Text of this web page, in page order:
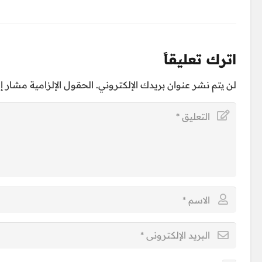
اترك تعليقاً
لن يتم نشر عنوان بريدك الإلكتروني. الحقول الإلزامية مشار